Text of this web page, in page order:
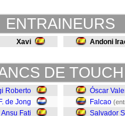
ENTRAINEURS
Xavi Andoni
DE
Roberto
F. de Jong
Ansu Fati
Óscar
Falcao
Salvador